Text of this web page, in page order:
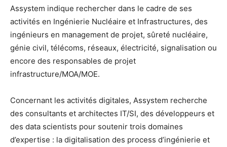
Assystem indique rechercher dans le cadre de ses
activités en Ingénierie Nucléaire et Infrastructures, des
ingénieurs en management de projet, sûreté nucléaire,
génie civil, télécoms, réseaux, électricité, signalisation ou
encore des responsables de projet
infrastructure/MOA/MOE.
Concernant les activités digitales, Assystem recherche
des consultants et architectes IT/SI, des développeurs et
des data scientists pour soutenir trois domaines
d’expertise : la digitalisation des process d’ingénierie et